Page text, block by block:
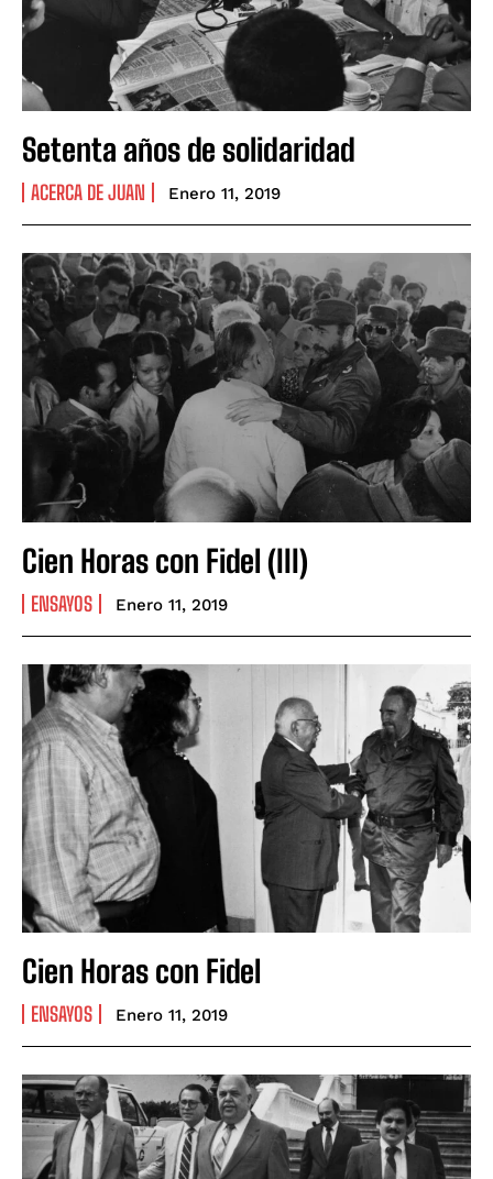
Setenta años de solidaridad
ACERCA DE JUAN Enero 11, 2019
Cien Horas con Fidel (III)
ENSAYOS Enero 11, 2019
Cien Horas con Fidel
ENSAYOS Enero 11, 2019